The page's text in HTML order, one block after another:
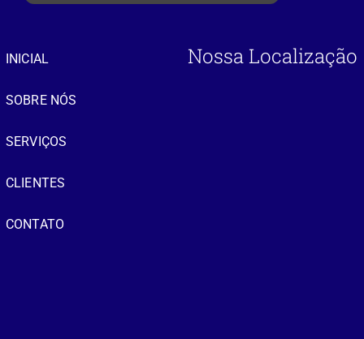
INICIAL
SOBRE NÓS
SERVIÇOS
CLIENTES
CONTATO
Nossa Localização